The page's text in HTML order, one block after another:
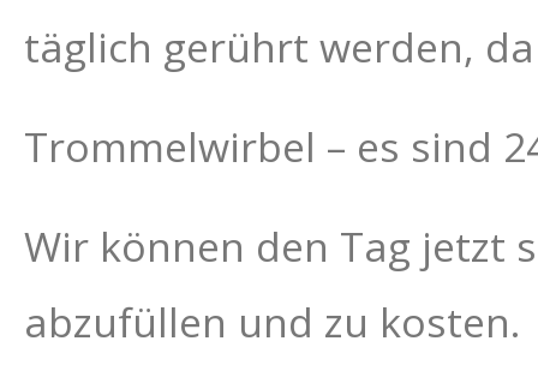
täglich gerührt werden,
Trommelwirbel – es sind
Wir können den Tag jetzt
abzufüllen und zu kosten.